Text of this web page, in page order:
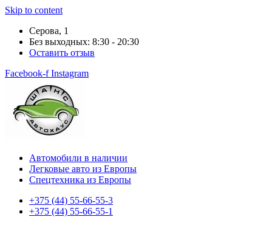
Skip to content
Серова, 1
Без выходных: 8:30 - 20:30
Оставить отзыв
Facebook-f Instagram
Автомобили в наличии
Легковые авто из Европы
Спецтехника из Европы
+375 (44) 55-66-55-3
+375 (44) ‎55-66-55-1